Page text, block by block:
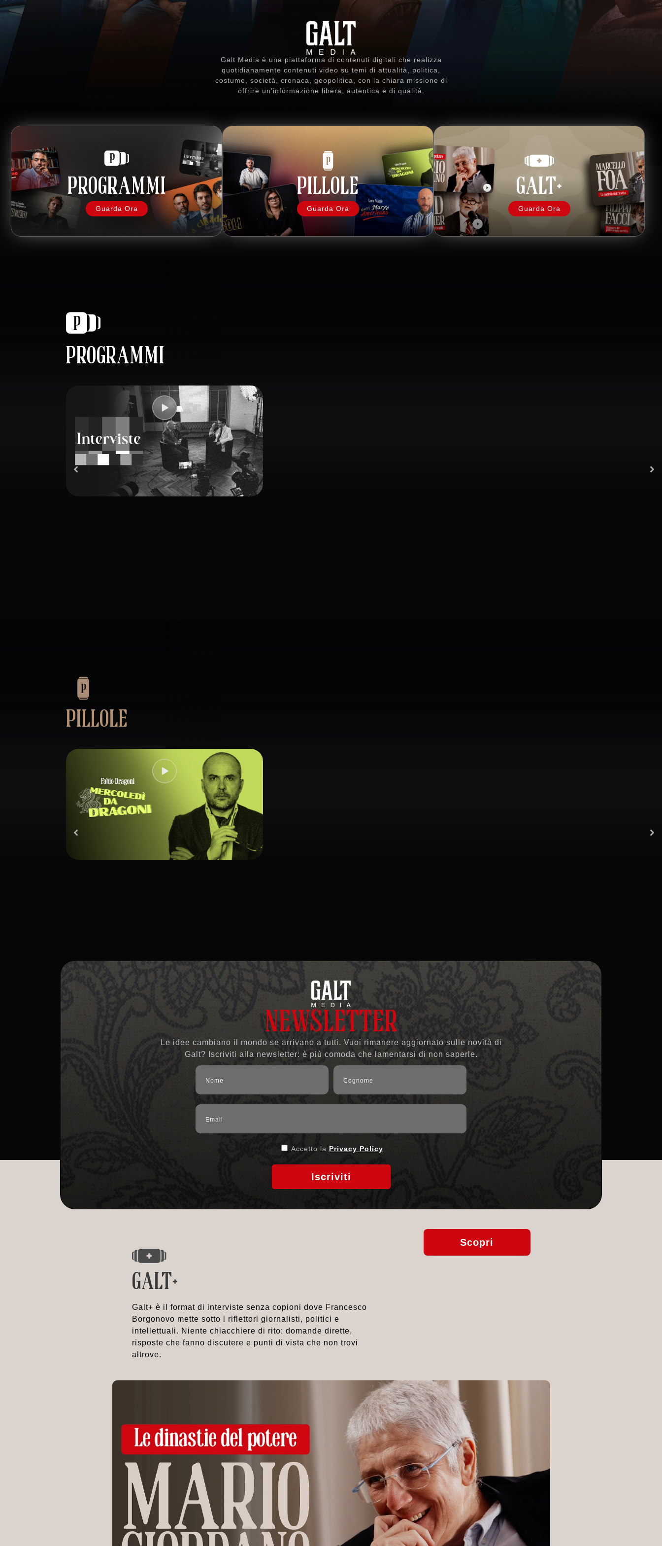
Galt Media è una piattaforma di contenuti digitali che realizza
quotidianamente contenuti video su temi di attualità, politica,
costume, società, cronaca, geopolitica, con la chiara missione di
offrire un’informazione libera, autentica e di qualità.
PROGRAMMI
Guarda Ora
PILLOLE
Guarda Ora
GALT+
Guarda Ora
PROGRAMMI
PILLOLE
NEWSLETTER
Le idee cambiano il mondo se arrivano a tutti. Vuoi rimanere aggiornato sulle novità di
Galt? Iscriviti alla newsletter: è più comoda che lamentarsi di non saperle.
Accetto la Privacy Policy
Iscriviti
Scopri
GALT+
Galt+ è il format di interviste senza copioni dove Francesco
Borgonovo mette sotto i riflettori giornalisti, politici e
intellettuali. Niente chiacchiere di rito: domande dirette,
risposte che fanno discutere e punti di vista che non trovi
altrove.